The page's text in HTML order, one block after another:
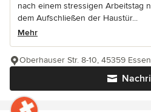
nach einem stressigen Arbeitstag
dem Aufschließen der Haustür...
Mehr
Oberhauser Str. 8-10, 45359 Essen